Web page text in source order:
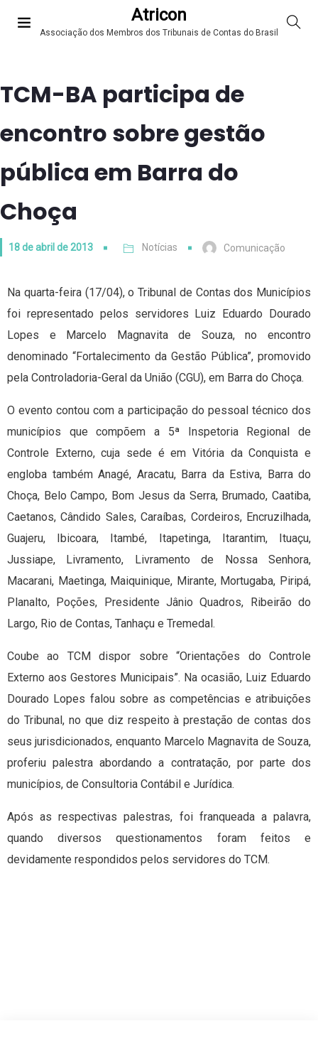
Atricon
Associação dos Membros dos Tribunais de Contas do Brasil
TCM-BA participa de
encontro sobre gestão
pública em Barra do
Choça
18 de abril de 2013 Notícias Comunicação
Na quarta-feira (17/04), o Tribunal de Contas dos Municípios
foi representado pelos servidores Luiz Eduardo Dourado
Lopes e Marcelo Magnavita de Souza, no encontro
denominado “Fortalecimento da Gestão Pública”, promovido
pela Controladoria-Geral da União (CGU), em Barra do Choça.
O evento contou com a participação do pessoal técnico dos
municípios que compõem a 5ª Inspetoria Regional de
Controle Externo, cuja sede é em Vitória da Conquista e
engloba também Anagé, Aracatu, Barra da Estiva, Barra do
Choça, Belo Campo, Bom Jesus da Serra, Brumado, Caatiba,
Caetanos, Cândido Sales, Caraíbas, Cordeiros, Encruzilhada,
Guajeru, Ibicoara, Itambé, Itapetinga, Itarantim, Ituaçu,
Jussiape, Livramento, Livramento de Nossa Senhora,
Macarani, Maetinga, Maiquinique, Mirante, Mortugaba, Piripá,
Planalto, Poções, Presidente Jânio Quadros, Ribeirão do
Largo, Rio de Contas, Tanhaçu e Tremedal.
Coube ao TCM dispor sobre “Orientações do Controle
Externo aos Gestores Municipais”. Na ocasião, Luiz Eduardo
Dourado Lopes falou sobre as competências e atribuições
do Tribunal, no que diz respeito à prestação de contas dos
seus jurisdicionados, enquanto Marcelo Magnavita de Souza,
proferiu palestra abordando a contratação, por parte dos
municípios, de Consultoria Contábil e Jurídica.
Após as respectivas palestras, foi franqueada a palavra,
quando diversos questionamentos foram feitos e
devidamente respondidos pelos servidores do TCM.